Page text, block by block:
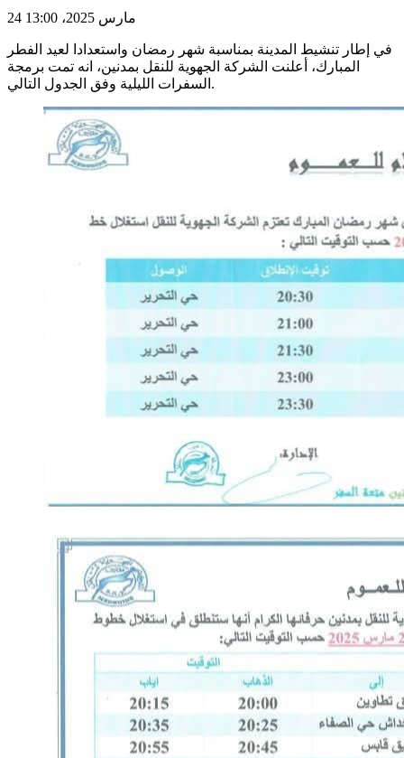
24 مارس 2025، 13:00
في إطار تنشيط المدينة بمناسبة شهر رمضان واستعدادا لعيد الفطر
المبارك، أعلنت الشركة الجهوية للنقل بمدنين، انه تمت برمجة
السفرات الليلية وفق الجدول التالي.